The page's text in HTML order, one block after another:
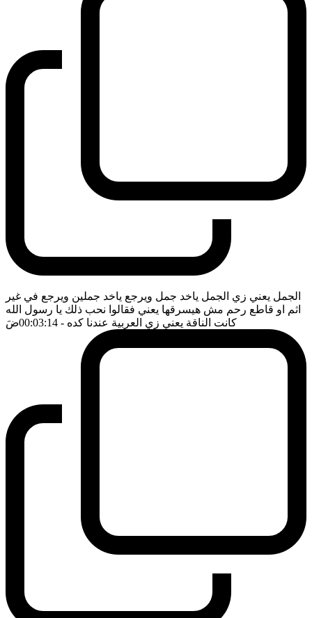
الجمل يعني زي الجمل ياخد جمل ويرجع ياخد جملين ويرجع في غير
اثم او قاطع رحم مش هيسرقها يعني فقالوا نحب ذلك يا رسول الله
كانت الناقة يعني زي العربية عندنا كده - 00:03:14 ضَ